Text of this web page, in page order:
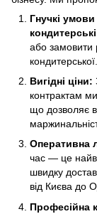
Гнучкі
або замовити
кондитерської.
Вигідні ціни:
контрактам
що дозволяє
Оперативна
час — це
швидку
від Києва до
Професійна